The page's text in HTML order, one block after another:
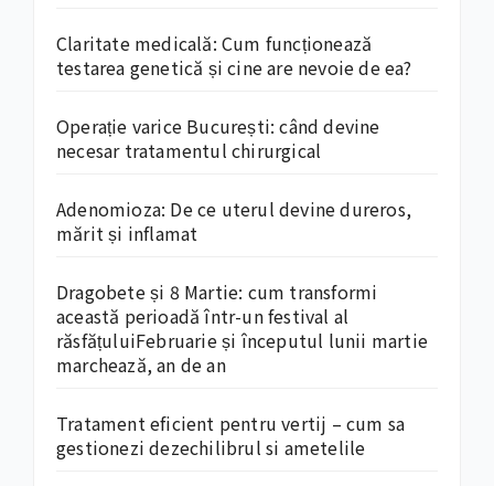
Claritate medicală: Cum funcționează
testarea genetică și cine are nevoie de ea?
Operație varice București: când devine
necesar tratamentul chirurgical
Adenomioza: De ce uterul devine dureros,
mărit și inflamat
Dragobete și 8 Martie: cum transformi
această perioadă într-un festival al
răsfățuluiFebruarie și începutul lunii martie
marchează, an de an
Tratament eficient pentru vertij – cum sa
gestionezi dezechilibrul si ametelile